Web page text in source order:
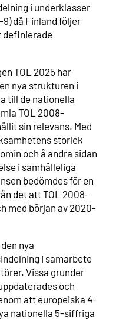
i underklasser
då Finland följer
definierade
TOL 2025 har
nya strukturen i
till de nationella
TOL 2008-
sin relevans. Med
storlek
och å andra sidan
i samhälleliga
bedömdes för en
det att TOL 2008-
med början av 2020-
nya
i samarbete
Vissa grunder
och
att europeiska 4-
nationella 5-siffriga